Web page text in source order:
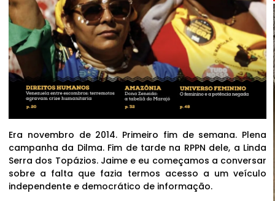
Era novembro de 2014. Primeiro fim de semana. Plena
campanha da Dilma. Fim de tarde na RPPN dele, a Linda
Serra dos Topázios. Jaime e eu começamos a conversar
sobre a falta que fazia termos acesso a um veículo
independente e democrático de informação.